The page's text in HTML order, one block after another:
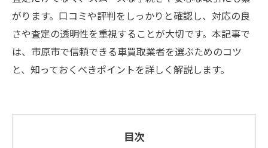
がります。口コミや評判をしっかりと確認し、対応の良
さや査定の透明性を重視することが大切です。本記事で
は、市原市で信頼できる車買取業者を選ぶためのコツ
と、知っておくべきポイントを詳しく解説します。
目次